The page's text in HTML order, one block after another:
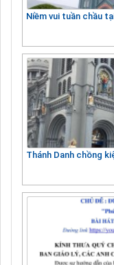
Niềm vui tuần chầu
Thánh Danh chồng